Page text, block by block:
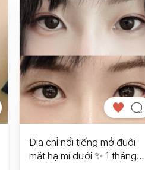
Địa chỉ nổi tiếng mở đuôi
mắt hạ mí dưới ✨ 1 tháng